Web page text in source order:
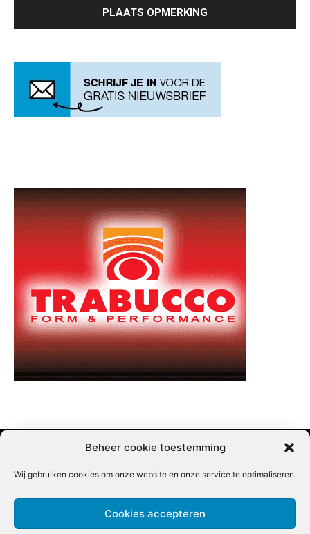
Beheer cookie toestemming
Wij gebruiken cookies om onze website en onze service te optimaliseren.
Cookies accepteren
Nieuwsbrief inschrijven | Partner content